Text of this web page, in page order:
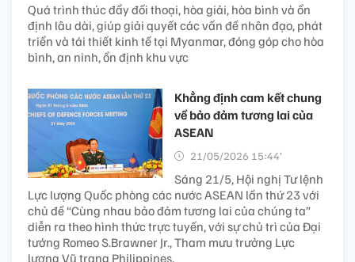
Quá trình thúc đẩy đối thoại, hòa giải, hòa bình và ổn
định lâu dài, giúp giải quyết các vấn đề nhân đạo, phát
triển và tái thiết kinh tế tại Myanmar, đóng góp cho hòa
bình, an ninh, ổn định khu vực
Khẳng định cam kết chung
về bảo đảm tương lai của
ASEAN
21/05/2026 15:44’
Sáng 21/5, Hội nghị Tư lệnh
Lực lượng Quốc phòng các nước ASEAN lần thứ 23 với
chủ đề “Cùng nhau bảo đảm tương lai của chúng ta”
diễn ra theo hình thức trực tuyến, với sự chủ trì của Đại
tướng Romeo S.Brawner Jr., Tham mưu trưởng Lực
lượng Vũ trang Philippines.